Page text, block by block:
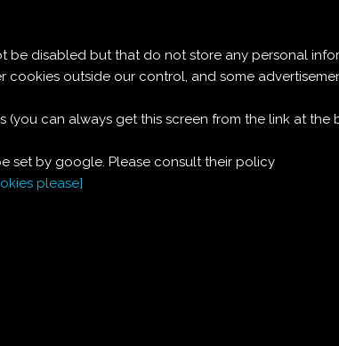
be disabled but that do not store any personal
cookies outside our control, and some
can always get this screen from the link at the
set by google. Please consult their policy
please]
ALLA CANNELLA
CREMA DI
AL